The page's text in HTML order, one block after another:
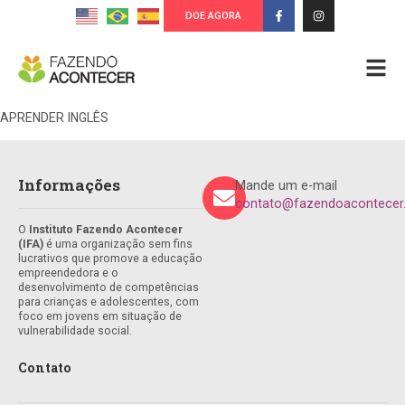
DOE AGORA
APRENDER INGLÊS
Informações
O Instituto Fazendo Acontecer
(IFA) é uma organização sem fins
lucrativos que promove a educação
empreendedora e o
desenvolvimento de competências
para crianças e adolescentes, com
foco em jovens em situação de
vulnerabilidade social.
Contato
Mande um e-mail